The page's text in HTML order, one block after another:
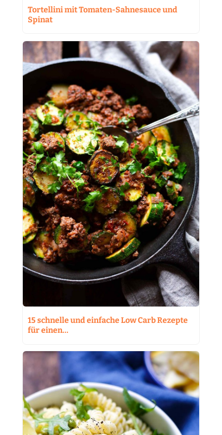
Tortellini mit Tomaten-Sahnesauce und
Spinat
15 schnelle und einfache Low Carb Rezepte
für einen…